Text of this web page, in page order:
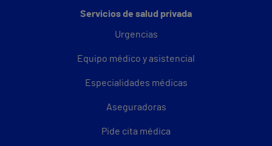
Servicios de salud privada
Urgencias
Equipo médico y asistencial
Especialidades médicas
Aseguradoras
Pide cita médica